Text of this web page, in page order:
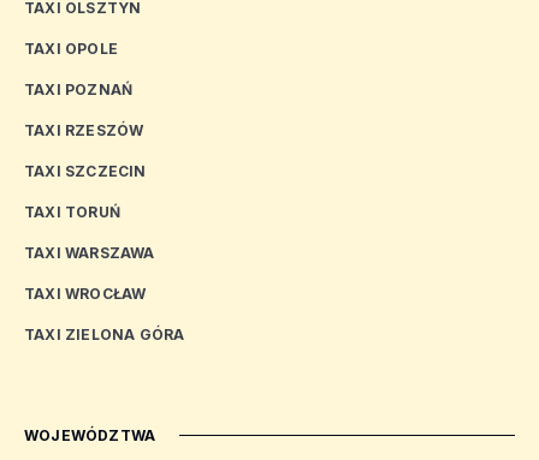
TAXI OLSZTYN
TAXI OPOLE
TAXI POZNAŃ
TAXI RZESZÓW
TAXI SZCZECIN
TAXI TORUŃ
TAXI WARSZAWA
TAXI WROCŁAW
TAXI ZIELONA GÓRA
WOJEWÓDZTWA